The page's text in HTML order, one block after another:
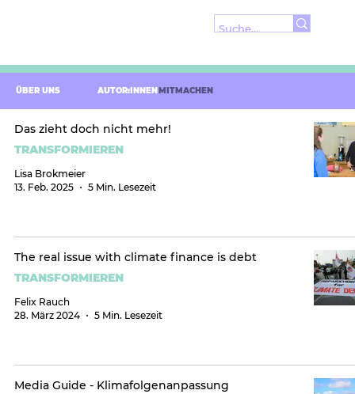
ÜBER UNS AUTOR:INNEN MITMACHEN
Das zieht doch nicht mehr!
TRANSFORMIEREN
Lisa Brokmeier
13. Feb. 2025
5 Min. Lesezeit
The real issue with climate finance is debt
TRANSFORMIEREN
Felix Rauch
28. März 2024
5 Min. Lesezeit
Media Guide - Klimafolgenanpassung